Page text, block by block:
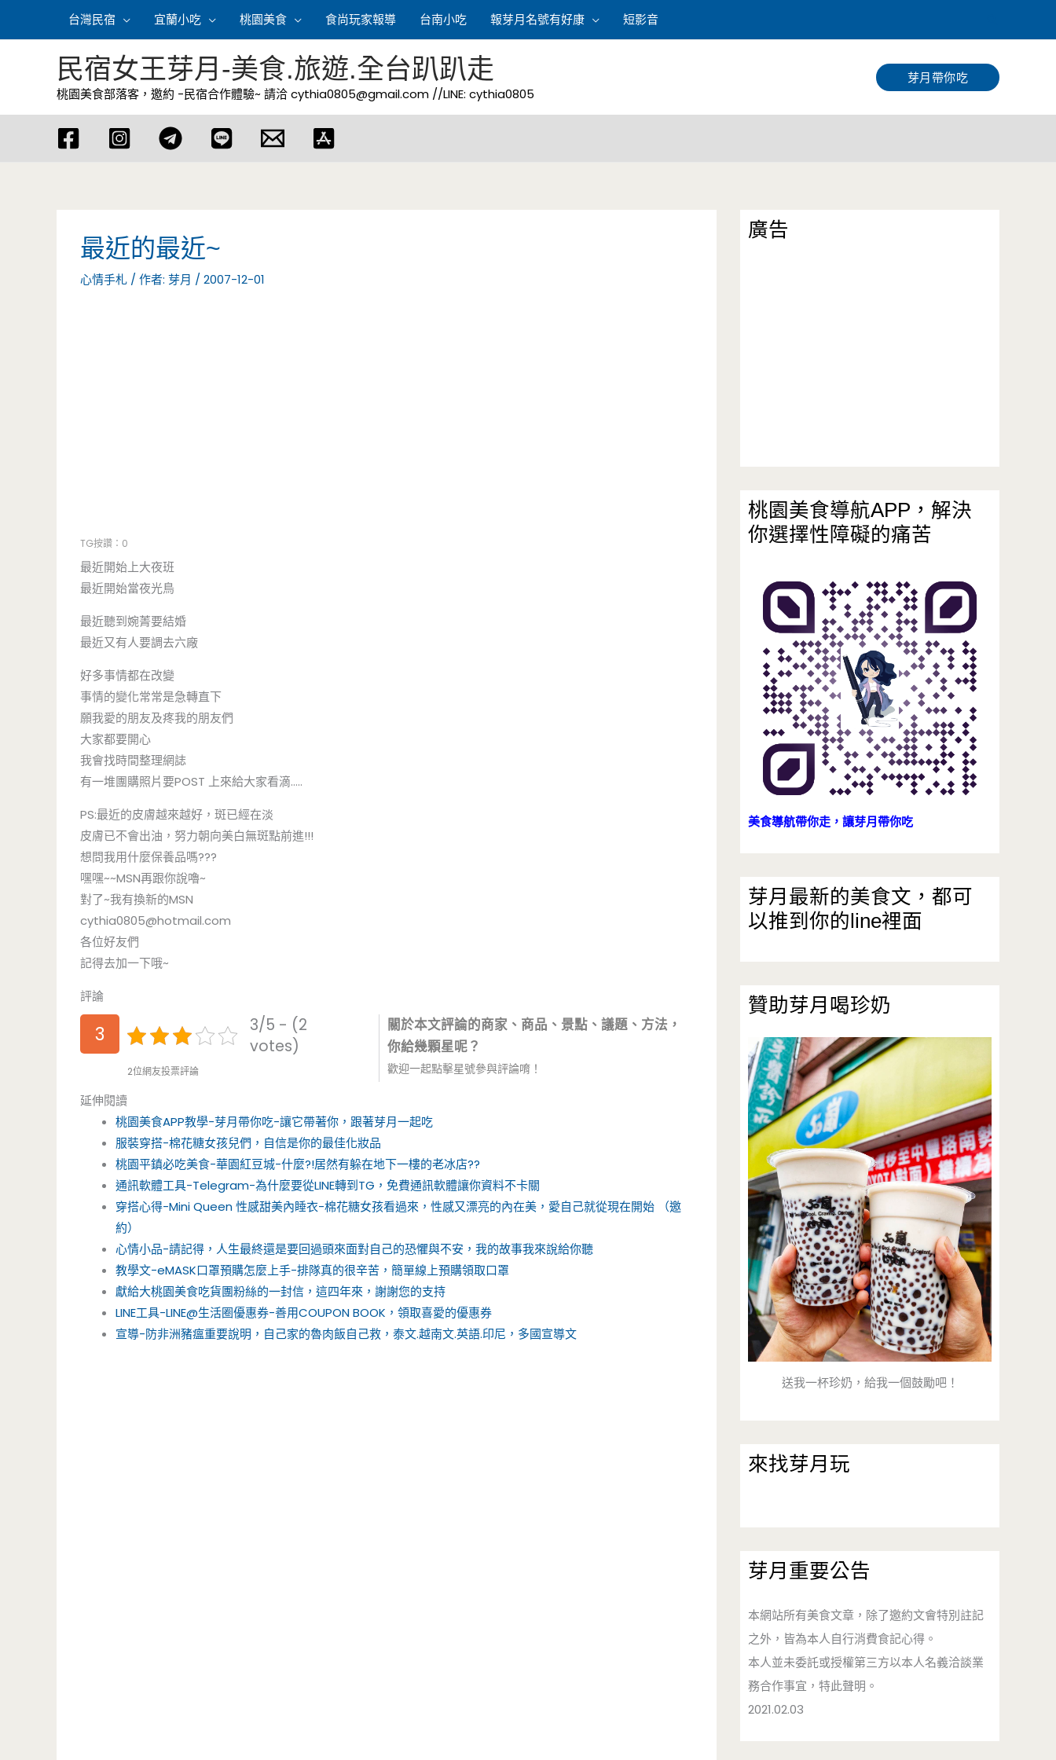
容
台灣民宿 宜蘭小吃 桃園美食 食尚玩家報導 台南小吃 報芽月名號有好康 短影音
尋
民宿女王芽月-美食.旅遊.全台趴趴走
桃園美食部落客，邀約 -民宿合作體驗~ 請洽cythia0805@gmail.com //LINE: cythia0805
芽月帶你吃
最近的最近~
心情手札 / 作者: 芽月 / 2007-12-01
TG按讚：0
最近開始上大夜班
最近開始當夜光鳥
最近聽到婉菁要結婚
最近又有人要調去六廠
好多事情都在改變
事情的變化常常是急轉直下
願我愛的朋友及疼我的朋友們
大家都要開心
我會找時間整理網誌
有一堆團購照片要POST 上來給大家看滴…..
PS:最近的皮膚越來越好，斑已經在淡
皮膚已不會出油，努力朝向美白無斑點前進!!!
想問我用什麼保養品嗎???
嘿嘿~~MSN再跟你說嚕~
對了~我有換新的MSN
cythia0805@hotmail.com
各位好友們
記得去加一下哦~
評論
3
3/5 - (2
votes)
2位網友投票評論
關於本文評論的商家、商品、景點、議題、方法，
你給幾顆星呢？
歡迎一起點擊星號參與評論唷！
延伸閱讀
桃園美食APP教學-芽月帶你吃-讓它帶著你，跟著芽月一起吃
服裝穿搭-棉花糖女孩兒們，自信是你的最佳化妝品
桃園平鎮必吃美食-華園紅豆城-什麼?!居然有躲在地下一樓的老冰店??
通訊軟體工具-Telegram-為什麼要從LINE轉到TG，免費通訊軟體讓你資料不卡關
穿搭心得-Mini Queen 性感甜美內睡衣-棉花糖女孩看過來，性感又漂亮的內在美，愛自己就從現在開始 （邀
約）
心情小品-請記得，人生最終還是要回過頭來面對自己的恐懼與不安，我的故事我來說給你聽
教學文-eMASK口罩預購怎麼上手-排隊真的很辛苦，簡單線上預購領取口罩
獻給大桃園美食吃貨團粉絲的一封信，這四年來，謝謝您的支持
LINE工具-LINE@生活圈優惠券-善用COUPON BOOK，領取喜愛的優惠券
宣導-防非洲豬瘟重要說明，自己家的魯肉飯自己救，泰文.越南文.英語.印尼，多國宣導文
廣告
桃園美食導航APP，解決
你選擇性障礙的痛苦
美食導航帶你走，讓芽月帶你吃
芽月最新的美食文，都可
以推到你的line裡面
贊助芽月喝珍奶
送我一杯珍奶，給我一個鼓勵吧！
來找芽月玩
芽月重要公告
本網站所有美食文章，除了邀約文會特別註記
之外，皆為本人自行消費食記心得。
本人並未委託或授權第三方以本人名義洽談業
務合作事宜，特此聲明。
2021.02.03